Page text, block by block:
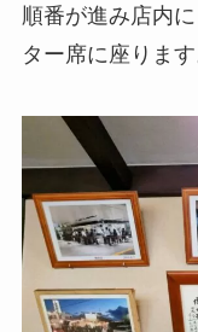
順番が進み店内
ター席に座ります